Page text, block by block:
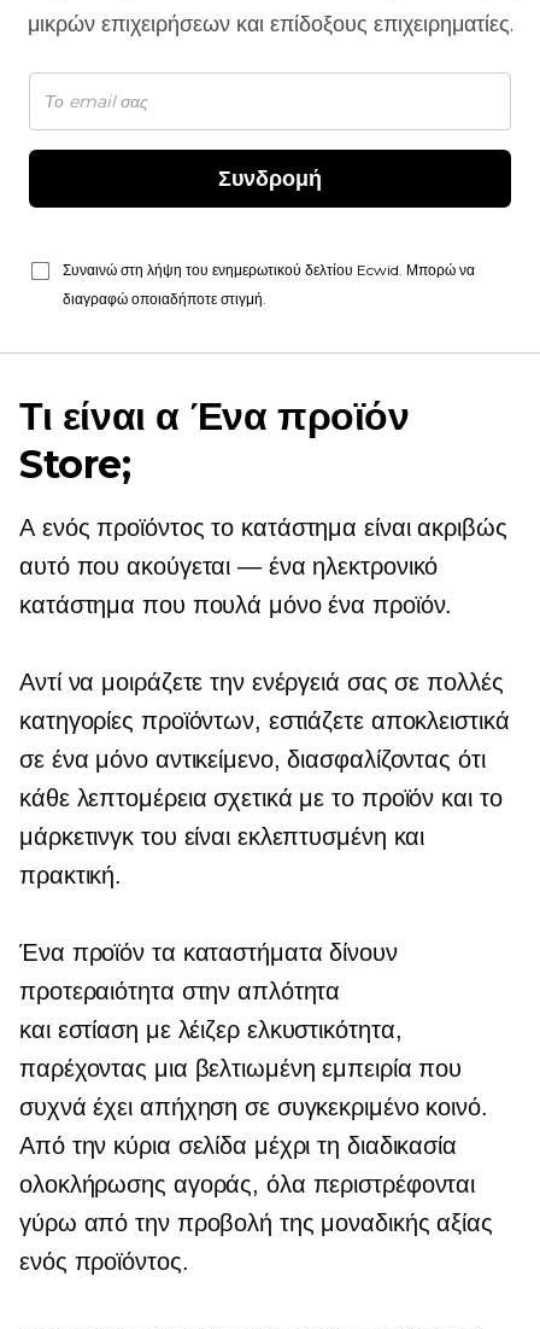
μικρών επιχειρήσεων και επίδοξους επιχειρηματίες.
Συνδρομή
Συναινώ στη λήψη του ενημερωτικού δελτίου Ecwid. Μπορώ να
διαγραφώ οποιαδήποτε στιγμή.
Τι είναι α Ένα προϊόν
Store;
A ενός προϊόντος το κατάστημα είναι ακριβώς
αυτό που ακούγεται — ένα ηλεκτρονικό
κατάστημα που πουλά μόνο ένα προϊόν.
Αντί να μοιράζετε την ενέργειά σας σε πολλές
κατηγορίες προϊόντων, εστιάζετε αποκλειστικά
σε ένα μόνο αντικείμενο, διασφαλίζοντας ότι
κάθε λεπτομέρεια σχετικά με το προϊόν και το
μάρκετινγκ του είναι εκλεπτυσμένη και
πρακτική.
Ένα προϊόν τα καταστήματα δίνουν
προτεραιότητα στην απλότητα
και εστίαση με λέιζερελκυστικότητα,
παρέχοντας μια βελτιωμένη εμπειρία που
συχνά έχει απήχηση σε συγκεκριμένο κοινό.
Από την κύρια σελίδα μέχρι τη διαδικασία
ολοκλήρωσης αγοράς, όλα περιστρέφονται
γύρω από την προβολή της μοναδικής αξίας
ενός προϊόντος.